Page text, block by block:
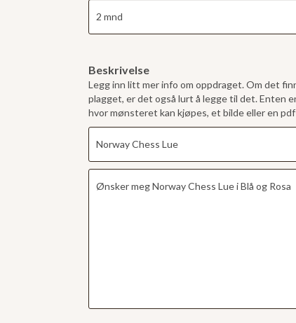
Beskrivelse
Legg inn litt mer info om oppdraget. Om det
plagget, er det også lurt å legge til det. Enten
hvor mønsteret kan kjøpes, et bilde eller en